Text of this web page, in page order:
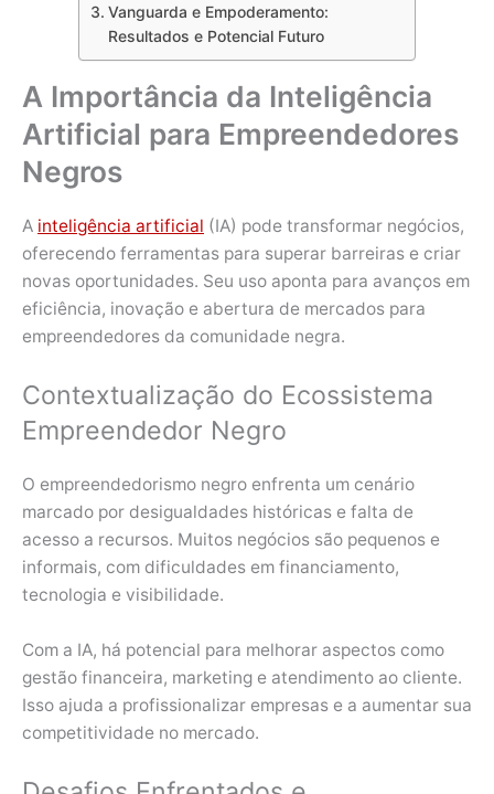
Vanguarda e Empoderamento:
Resultados e Potencial Futuro
A Importância da Inteligência
Artificial para Empreendedores
Negros
A inteligência artificial (IA) pode transformar negócios,
oferecendo ferramentas para superar barreiras e criar
novas oportunidades. Seu uso aponta para avanços em
eficiência, inovação e abertura de mercados para
empreendedores da comunidade negra.
Contextualização do Ecossistema
Empreendedor Negro
O empreendedorismo negro enfrenta um cenário
marcado por desigualdades históricas e falta de
acesso a recursos. Muitos negócios são pequenos e
informais, com dificuldades em financiamento,
tecnologia e visibilidade.
Com a IA, há potencial para melhorar aspectos como
gestão financeira, marketing e atendimento ao cliente.
Isso ajuda a profissionalizar empresas e a aumentar sua
competitividade no mercado.